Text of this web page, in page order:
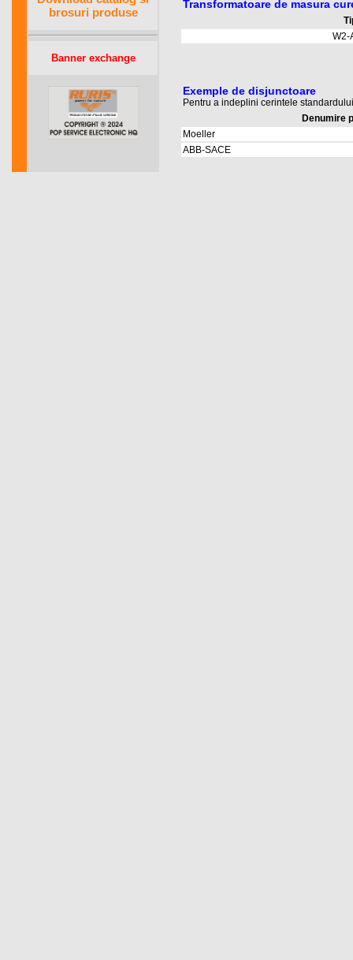
brosuri produse
Banner exchange
Transformatoare de masura
W2-
Exemple de disjunctoare
Pentru a indeplini cerintele
Denumire
Moeller
ABB-SACE